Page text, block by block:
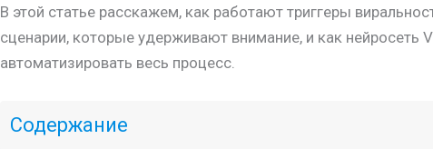
В этой статье расскажем, как работают триггеры
сценарии, которые удерживают внимание, и как нейросеть
автоматизировать весь процесс.
Содержание